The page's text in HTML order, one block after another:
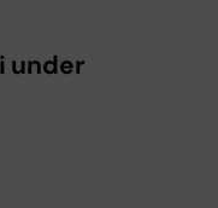
under